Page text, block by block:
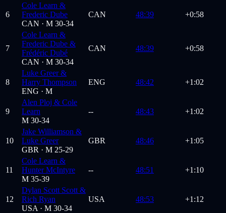
6
Cole Learn &
Frederic Dube
CAN · M 30-34
CAN 48:39 +0:58
7
Cole Learn &
Frederic Dube &
Frédéric Dubé
CAN · M 30-34
CAN 48:39 +0:58
8
Luke Greer &
Harry Thompson
ENG · M
ENG 48:42 +1:02
9
Alen Ploj & Cole
Learn
M 30-34
-- 48:43 +1:02
10
Jake Williamson &
Luke Greer
GBR · M 25-29
GBR 48:46 +1:05
11
Cole Learn &
Hunter McIntyre
M 35-39
-- 48:51 +1:10
12
Dylan Scott Scott &
Rich Ryan
USA · M 30-34
USA 48:53 +1:12